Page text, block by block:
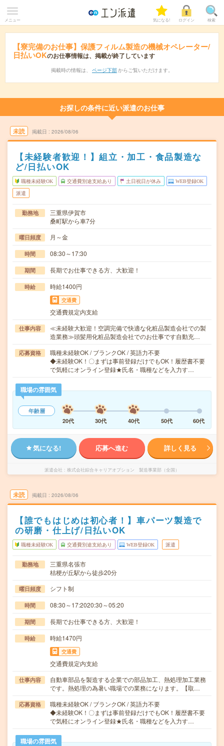
メニュー 気になる! ログイン 検索
【寮完備のお仕事】保護フィルム製造の機械オペレーター/
日払いOKのお仕事情報は、掲載が終了しています
掲載時の情報は、 ページ下部 からご覧いただけます。
お探しの条件に近い派遣のお仕事
未読 掲載日 2026/08/06
【未経験者歓迎！】組立・加工・食品製造な
ど/日払いOK
職種未経験OK 交通費別途支給あり 土日祝日が休み WEB登録OK
派遣
勤務地
三重県伊賀市
桑町駅から車7分
曜日頻度 月～金
時間 08:30～17:30
期間 長期でお仕事できる方、大歓迎！
時給 時給1400円
交通費
交通費規定内支給
仕事内容
≪未経験大歓迎！空調完備で快適な化粧品製造会社での製
造業務≫頭髪用化粧品製造会社でのお仕事です自動充…
応募資格
職種未経験OK / ブランクOK / 英語力不要
◆未経験OK！〇まずは事前登録だけでもOK！履歴書不要
で気軽にオンライン登録★氏名・職種などを入力す…
職場の雰囲気
年齢層
20代
30代 40代 50代 60代
気になる! 応募へ進む 詳しく見る
派遣会社 株式会社綜合キャリアオプション 製造事業部（全国）
未読 掲載日 2026/08/06
【誰でもはじめは初心者！】車パーツ製造で
の研磨・仕上げ/日払いOK
職種未経験OK 交通費別途支給あり WEB登録OK 派遣
勤務地
三重県名張市
桔梗が丘駅から徒歩20分
曜日頻度 シフト制
時間 08:30～17:2020:30～05:20
期間 長期でお仕事できる方、大歓迎！
時給 時給1470円
交通費
交通費規定内支給
仕事内容
自動車部品を製造する企業での部品加工、熱処理加工業務
です。熱処理の為暑い職場での業務になります。【取…
応募資格
職種未経験OK / ブランクOK / 英語力不要
◆未経験OK！〇まずは事前登録だけでもOK！履歴書不要
で気軽にオンライン登録★氏名・職種などを入力す…
職場の雰囲気